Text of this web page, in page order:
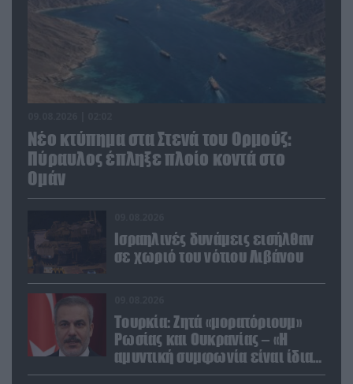
Νέο κτύπημα στα Στενά του Ορμούζ:
Πύραυλος έπληξε πλοίο κοντά στο
Ομάν
Ισραηλινές δυνάμεις εισήλθαν
σε χωριό του νότιου Λιβάνου
Τουρκία: Ζητά «μορατόριουμ»
Ρωσίας και Ουκρανίας – «Η
αμυντική συμφωνία είναι ίδια
με το άρθρο 5 του ΝΑΤΟ» (upd)